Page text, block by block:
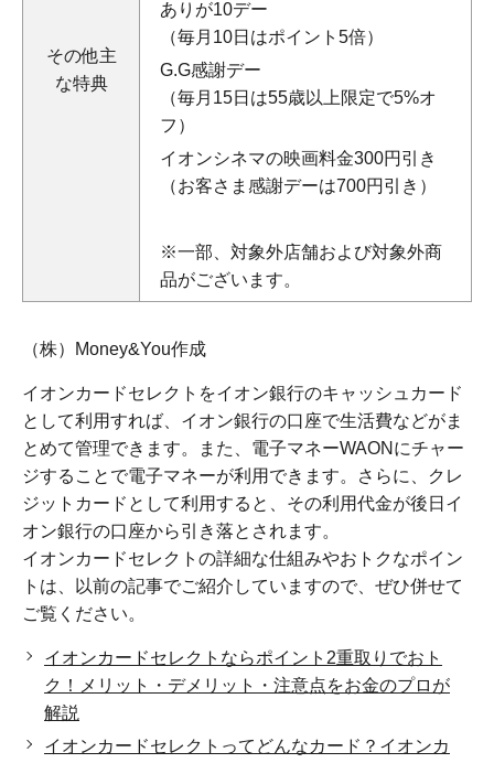
その他主
な特典
ありが10デー
（毎月10日はポイント5倍）
G.G感謝デー
（毎月15日は55歳以上限定で5%オ
フ）
イオンシネマの映画料金300円引き
（お客さま感謝デーは700円引き）
※一部、対象外店舗および対象外商
品がございます。
（株）Money&You作成
イオンカードセレクトをイオン銀行のキャッシュカード
として利用すれば、イオン銀行の口座で生活費などがま
とめて管理できます。また、電子マネーWAONにチャー
ジすることで電子マネーが利用できます。さらに、クレ
ジットカードとして利用すると、その利用代金が後日イ
オン銀行の口座から引き落とされます。
イオンカードセレクトの詳細な仕組みやおトクなポイン
トは、以前の記事でご紹介していますので、ぜひ併せて
ご覧ください。
イオンカードセレクトならポイント2重取りでおト
ク！メリット・デメリット・注意点をお金のプロが
解説
イオンカードセレクトってどんなカード？イオンカ